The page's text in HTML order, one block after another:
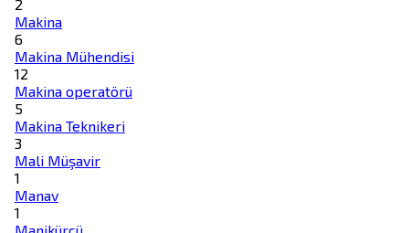
2
Makina
6
Makina Mühendisi
12
Makina operatörü
5
Makina Teknikeri
3
Mali Müşavir
1
Manav
1